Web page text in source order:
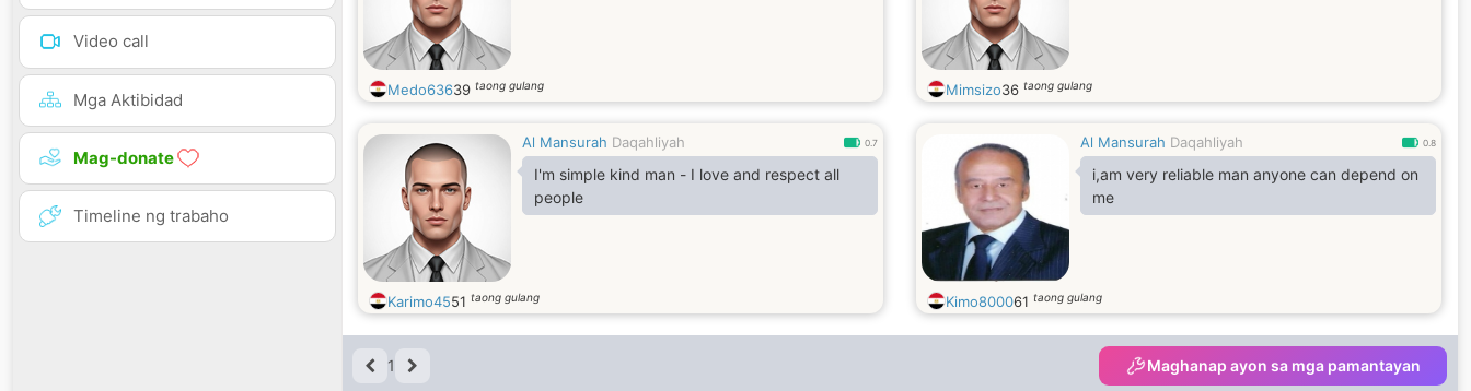
Video call
Mga Aktibidad
Mag-donate
Timeline ng trabaho
Medo63639 taong gulang Mimsizo36 taong gulang
Al Mansurah Daqahliyah 0.7
I'm simple kind man - I love and respect all
people
Karimo4551 taong gulang
Al Mansurah Daqahliyah 0.8
i,am very reliable man anyone can depend on
me
Kimo800061 taong gulang
1 Maghanap ayon sa mga pamantayan